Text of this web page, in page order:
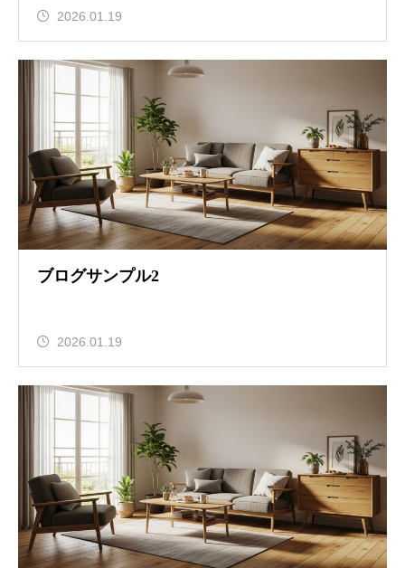
2026.01.19
ブログサンプル2
2026.01.19